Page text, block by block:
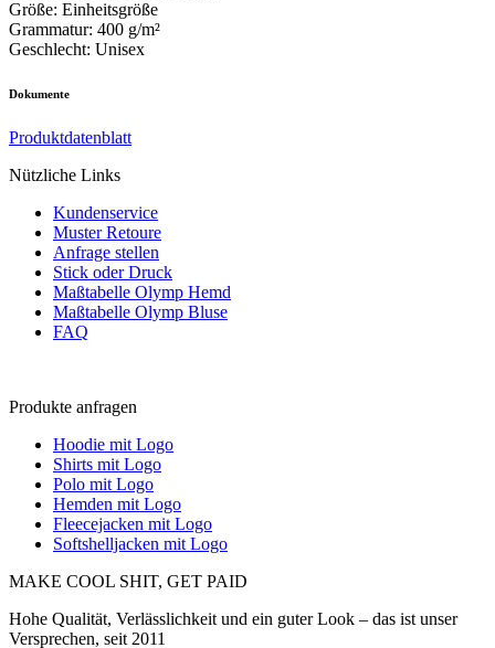
Größe: Einheitsgröße
Grammatur: 400 g/m²
Geschlecht: Unisex
Dokumente
Produktdatenblatt
Nützliche Links
Kundenservice
Muster Retoure
Anfrage stellen
Stick oder Druck
Maßtabelle Olymp Hemd
Maßtabelle Olymp Bluse
FAQ
Produkte anfragen
Hoodie mit Logo
Shirts mit Logo
Polo mit Logo
Hemden mit Logo
Fleecejacken mit Logo
Softshelljacken mit Logo
MAKE COOL SHIT, GET PAID
Hohe Qualität, Verlässlichkeit und ein guter Look – das ist unser
Versprechen, seit 2011